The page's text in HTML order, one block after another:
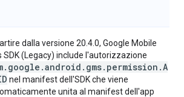
dalla versione 20.4.0, Google Mobile
SDK (Legacy) include l'autorizzazione
nel manifest dell'SDK che viene
unita al manifest dell'app